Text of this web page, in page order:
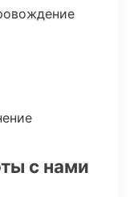
с нами